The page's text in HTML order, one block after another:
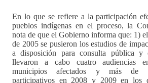
En lo que se refiere a la participación
pueblos indígenas en el proceso, la
nota de que el Gobierno informa que: 1)
de 2005 se pusieron los estudios de
a disposición para consulta pública y
llevaron a cabo cuatro audiencias
municipios afectados y más de
participativos en 2008 y 2009 en los